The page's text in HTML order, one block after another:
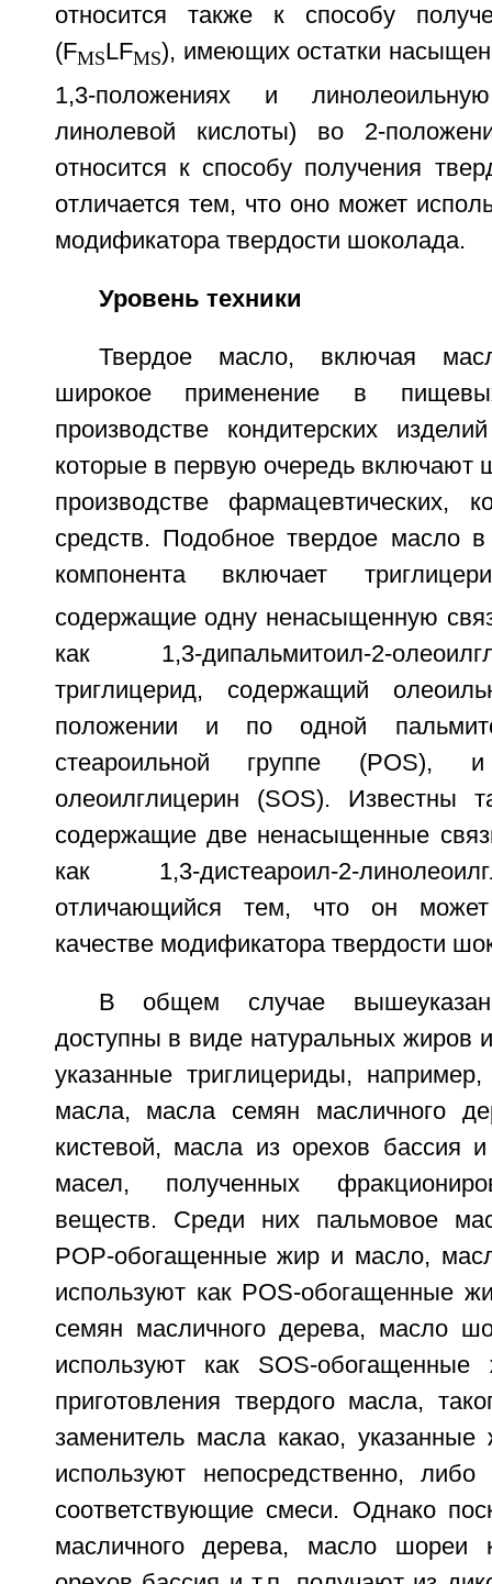
относится также к способу
(FMSLFMS), имеющих остатки
1,3-положениях и
линолевой кислоты) во 2-
относится к способу получения
отличается тем, что оно может
модификатора твердости шоколада.
Уровень техники
Твердое масло, включая
широкое применение в
производстве кондитерских
которые в первую очередь включают
производстве фармацевтических,
средств. Подобное твердое масло в
компонента включает
содержащие одну ненасыщенную
как 1,3-дипальмитоил-2-
триглицерид, содержащий
положении и по одной
стеароильной группе (POS), и
олеоилглицерин (SOS). Известны
содержащие две ненасыщенные
как 1,3-дистеароил-2-
отличающийся тем, что он может
качестве модификатора твердости
В общем случае
доступны в виде натуральных жиров
указанные триглицериды,
масла, масла семян масличного
кистевой, масла из орехов бассия
масел, полученных
веществ. Среди них пальмовое
POP-обогащенные жир и масло,
используют как POS-обогащенные
семян масличного дерева, масло
используют как SOS-
приготовления твердого масла,
заменитель масла какао,
используют непосредственно,
соответствующие смеси. Однако
масличного дерева, масло шореи